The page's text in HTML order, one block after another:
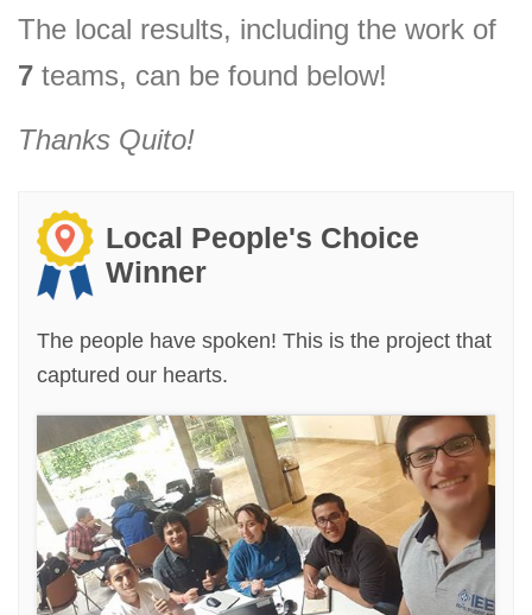
The local results, including the work of
7 teams, can be found below!
Thanks Quito!
Local People's Choice
Winner
The people have spoken! This is the project that
captured our hearts.